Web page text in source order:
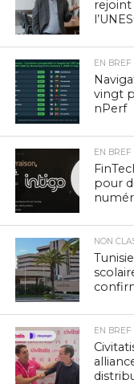
rejoint
EN BREF
vingt
nPerf
EN BREF
pour
NON
EN BREF